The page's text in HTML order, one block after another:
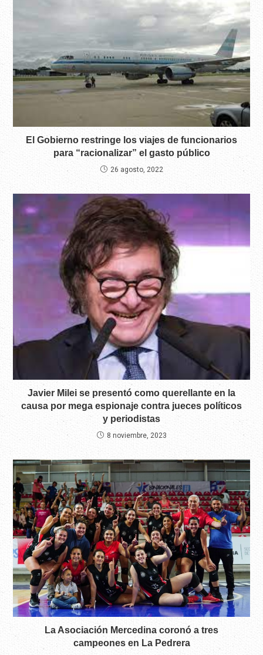
El Gobierno restringe los viajes de funcionarios
para “racionalizar” el gasto público
26 agosto, 2022
Javier Milei se presentó como querellante en la
causa por mega espionaje contra jueces políticos
y periodistas
8 noviembre, 2023
La Asociación Mercedina coronó a tres
campeones en La Pedrera